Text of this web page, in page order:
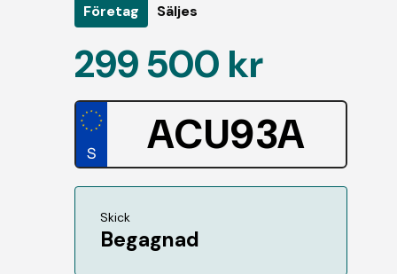
Företag Säljes
299 500 kr
ACU93A
Skick
Begagnad